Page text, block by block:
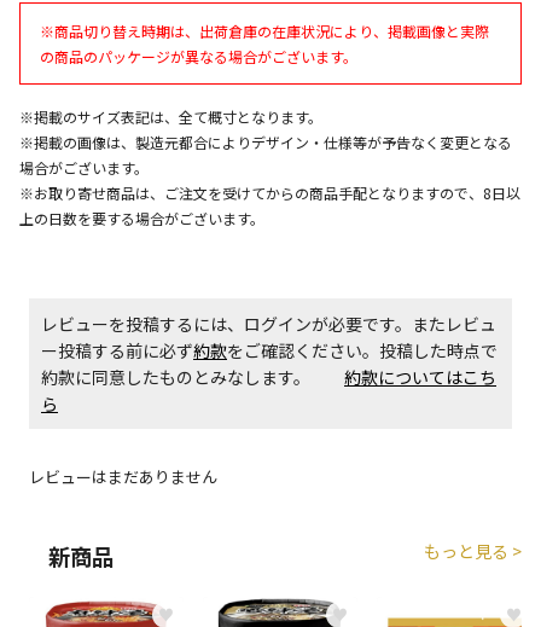
お見積商品です。金額・施工日はお打ち合わせの上、
決定となります。
エアコンの取付工事が必要な商品です。別途費用が発
生する場合がございます。
※商品切り替え時期は、出荷倉庫の在庫状況により、掲載画像と実際
の商品のパッケージが異なる場合がございます。
※掲載のサイズ表記は、全て概寸となります。
※掲載の画像は、製造元都合によりデザイン・仕様等が予告なく変更となる
場合がございます。
※お取り寄せ商品は、ご注文を受けてからの商品手配となりますので、8日以
上の日数を要する場合がございます。
レビューを投稿するには、ログインが必要です。またレビュ
ー投稿する前に必ず約款をご確認ください。投稿した時点で
約款に同意したものとみなします。 約款についてはこち
ら
レビューはまだありません
新商品 もっと見る >
♥ ♥ ♥